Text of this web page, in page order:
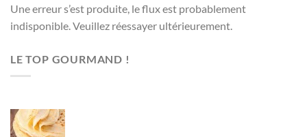
Une erreur s’est produite, le flux est probablement
indisponible. Veuillez réessayer ultérieurement.
LE TOP GOURMAND !